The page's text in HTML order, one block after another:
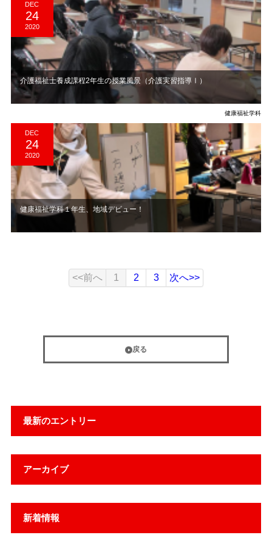
最新のエントリー
アーカイブ
新着情報
DEC
24
2020
介護福祉士養成課程2年生の授業風景（介護実習指導Ⅰ）
健康福祉学科
DEC
24
2020
健康福祉学科１年生、地域デビュー！
<<前へ 1 2 3 次へ>>
戻る